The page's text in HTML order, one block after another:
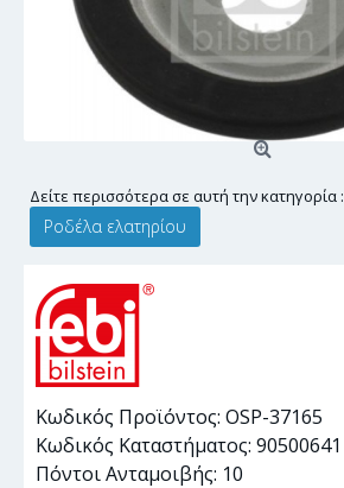
Δείτε περισσότερα σε αυτή την κατηγορία :
Ροδέλα ελατηρίου
Κωδικός Προϊόντος: OSP-37165
Κωδικός Καταστήματος: 90500641
Πόντοι Ανταμοιβής: 10